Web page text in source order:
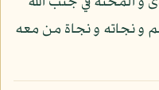
و نجاته و نجاة من معه